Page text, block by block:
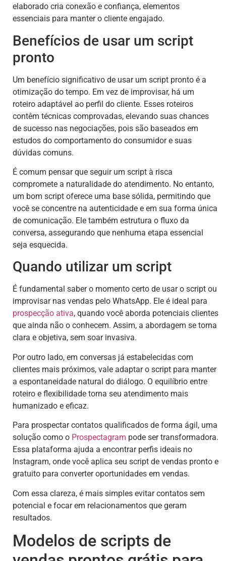
elaborado cria conexão e confiança, elementos
essenciais para manter o cliente engajado.
Benefícios de usar um script
pronto
Um benefício significativo de usar um script pronto é a
otimização do tempo. Em vez de improvisar, há um
roteiro adaptável ao perfil do cliente. Esses roteiros
contêm técnicas comprovadas, elevando suas chances
de sucesso nas negociações, pois são baseados em
estudos do comportamento do consumidor e suas
dúvidas comuns.
É comum pensar que seguir um script à risca
compromete a naturalidade do atendimento. No entanto,
um bom script oferece uma base sólida, permitindo que
você se concentre na autenticidade e em sua forma única
de comunicação. Ele também estrutura o fluxo da
conversa, assegurando que nenhuma etapa essencial
seja esquecida.
Quando utilizar um script
É fundamental saber o momento certo de usar o script ou
improvisar nas vendas pelo WhatsApp. Ele é ideal para
prospecção ativa, quando você aborda potenciais clientes
que ainda não o conhecem. Assim, a abordagem se torna
clara e objetiva, sem soar invasiva.
Por outro lado, em conversas já estabelecidas com
clientes mais próximos, vale adaptar o script para manter
a espontaneidade natural do diálogo. O equilíbrio entre
roteiro e flexibilidade torna seu atendimento mais
humanizado e eficaz.
Para prospectar contatos qualificados de forma ágil, uma
solução como o Prospectagram pode ser transformadora.
Essa plataforma ajuda a encontrar perfis ideais no
Instagram, onde você aplica seu script de vendas pronto e
gratuito para converter oportunidades em vendas.
Com essa clareza, é mais simples evitar contatos sem
potencial e focar em relacionamentos que geram
resultados.
Modelos de scripts de